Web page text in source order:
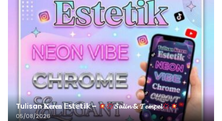
Tulisan 𝐊𝐞𝐫𝐞𝐧 𝔼𝕤𝕥𝕖𝕥𝕚𝕜 – 𝓢𝓪𝓵𝓲𝓷 & 𝓣𝓮𝓶𝓹𝓮𝓵
05/08/2026